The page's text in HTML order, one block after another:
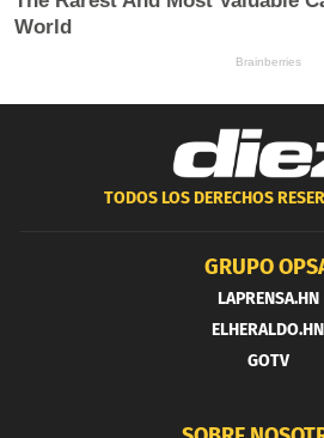
TODOS LOS DERECHOS
GRUPO
LAPRENSA.HN
ELHERALDO.HN
GOTV